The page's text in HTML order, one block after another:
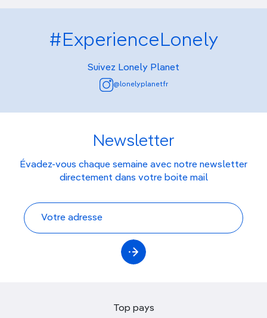
#ExperienceLonely
Suivez Lonely Planet
@lonelyplanetfr
Newsletter
Évadez-vous chaque semaine avec notre newsletter
directement dans votre boite mail
Top pays